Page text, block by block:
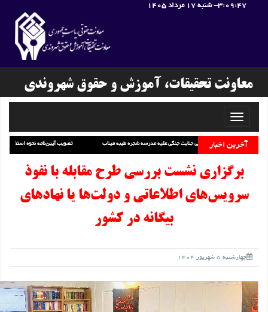
3:09:47- شنبه 17 مرداد 1405
معاونت تحقیقات، آموزش و حقوق شهروندی
Toggle
آخرین اخبار تصویب آیین‌نامه
برگزاری نشست بررسی طرح مقابله با نفوذ
سرویس‌های اطلاعاتی و دولت‌ها یا نهادهای
بیگانه در کشور
چهارشنبه 5 شهریور 1404